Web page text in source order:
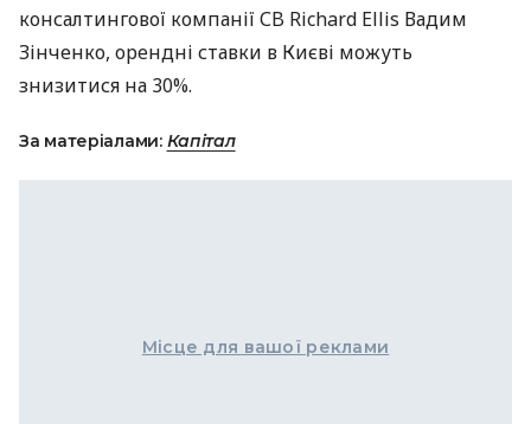
консалтингової компанії СB Richard Ellis Вадим
Зінченко, орендні ставки в Києві можуть
знизитися на 30%.
За матеріалами: Капітал
Місце для вашої реклами